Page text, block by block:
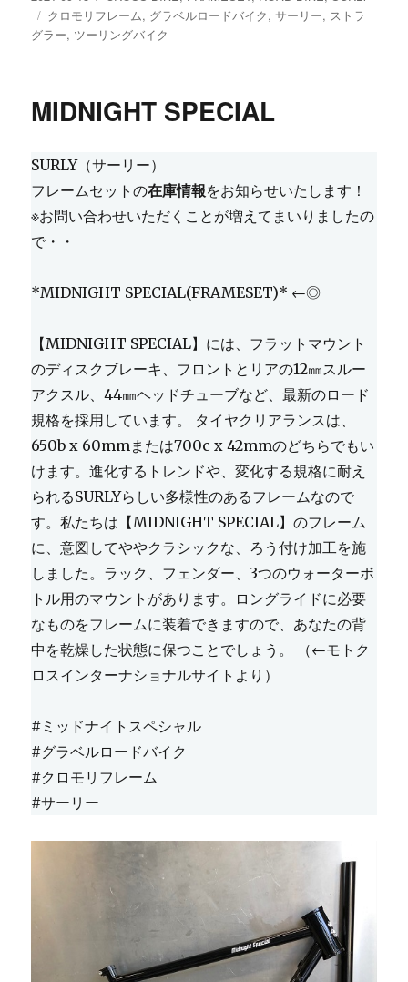
稿
日:
テ
ゴ
タ
グ
クロモリフレーム, グラベルロードバイク,サーリー, ストラ
グラー, ツーリングバイク
MIDNIGHT SPECIAL
SURLY（サーリー）
フレームセットの在庫情報をお知らせいたします！
※お問い合わせいただくことが増えてまいりましたの
で・・
*MIDNIGHT SPECIAL(FRAMESET)* ←◎
【MIDNIGHT SPECIAL】には、フラットマウント
のディスクブレーキ、フロントとリアの12㎜スルー
アクスル、44㎜ヘッドチューブなど、最新のロード
規格を採用しています。 タイヤクリアランスは、
650b x 60mmまたは700c x 42mmのどちらでもい
けます。進化するトレンドや、変化する規格に耐え
られるSURLYらしい多様性のあるフレームなので
す。私たちは【MIDNIGHT SPECIAL】のフレーム
に、意図してややクラシックな、ろう付け加工を施
しました。ラック、フェンダー、3つのウォーターボ
トル用のマウントがあります。ロングライドに必要
なものをフレームに装着できますので、あなたの背
中を乾燥した状態に保つことでしょう。 （←モトク
ロスインターナショナルサイトより）
#ミッドナイトスペシャル
#グラベルロードバイク
#クロモリフレーム
#サーリー